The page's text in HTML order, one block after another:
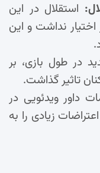
استقلال در این
نداشت و این
در طول بازی، بر
تاثیر گذاشت.
داور ویدئویی در
زیادی را به